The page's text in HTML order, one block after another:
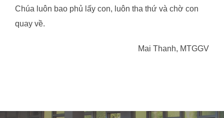
Chúa luôn bao phủ lấy con, luôn tha thứ và chờ con
quay về.
Mai Thanh, MTGGV